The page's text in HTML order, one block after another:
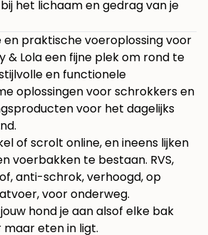
het lichaam en gedrag van je
en praktische voeroplossing voor
& Lolaeen fijne plek om rond te
en functionele
oplossingen voor schrokkers en
voor het dagelijks
of scrolt online, en ineens lijken
voerbakken te bestaan. RVS,
anti-schrok, verhoogd, op
voor onderweg.
hond je aan alsof elke bak
maar eten in ligt.